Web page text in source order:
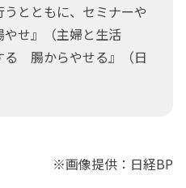
とともに、セミナーや
せ』（主婦と生活
る 腸からやせる』（日
※画像提供：日経BP